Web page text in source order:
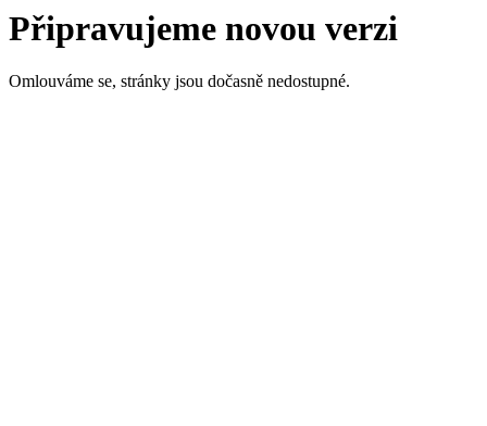
Připravujeme novou verzi
Omlouváme se, stránky jsou dočasně nedostupné.